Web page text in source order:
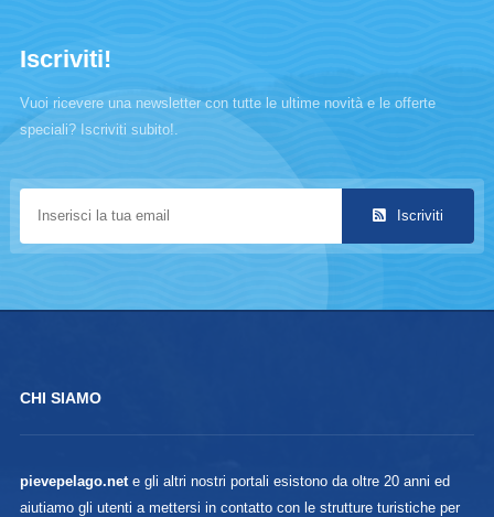
Iscriviti!
Vuoi ricevere una newsletter con tutte le ultime novità e le offerte
speciali? Iscriviti subito!.
Iscriviti
CHI SIAMO
pievepelago.nete gli altri nostri portali esistono da oltre 20 anni ed
aiutiamo gli utenti a mettersi in contatto con le strutture turistiche per